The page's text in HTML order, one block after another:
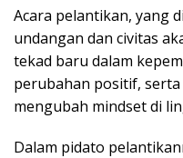
Acara pelantikan, yang
undangan dan civitas
tekad baru dalam
perubahan positif,
mengubah mindset di
Dalam pidato